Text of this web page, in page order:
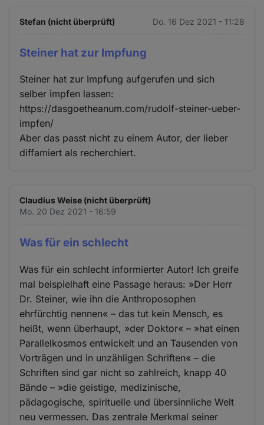
Stefan (nicht überprüft) Do. 16 Dez 2021 - 11:28
Steiner hat zur Impfung
Steiner hat zur Impfung aufgerufen und sich
selber impfen lassen:
https://dasgoetheanum.com/rudolf-steiner-ueber-
impfen/
Aber das passt nicht zu einem Autor, der lieber
diffamiert als recherchiert.
Claudius Weise (nicht überprüft)
Mo. 20 Dez 2021 - 16:59
Was für ein schlecht
Was für ein schlecht informierter Autor! Ich greife
mal beispielhaft eine Passage heraus: »Der Herr
Dr. Steiner, wie ihn die Anthroposophen
ehrfürchtig nennen« – das tut kein Mensch, es
heißt, wenn überhaupt, »der Doktor« – »hat einen
Parallelkosmos entwickelt und an Tausenden von
Vorträgen und in unzähligen Schriften« – die
Schriften sind gar nicht so zahlreich, knapp 40
Bände – »die geistige, medizinische,
pädagogische, spirituelle und übersinnliche Welt
neu vermessen. Das zentrale Merkmal seiner